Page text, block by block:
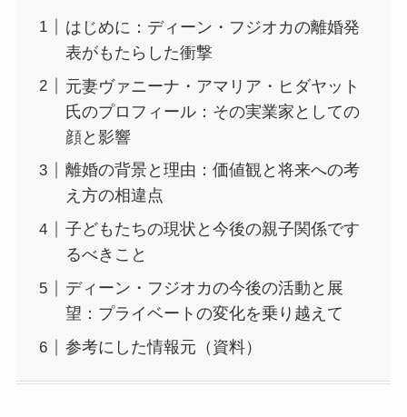
はじめに：ディーン・フジオカの離婚発
表がもたらした衝撃
元妻ヴァニーナ・アマリア・ヒダヤット
氏のプロフィール：その実業家としての
顔と影響
離婚の背景と理由：価値観と将来への考
え方の相違点
子どもたちの現状と今後の親子関係です
るべきこと
ディーン・フジオカの今後の活動と展
望：プライベートの変化を乗り越えて
参考にした情報元（資料）